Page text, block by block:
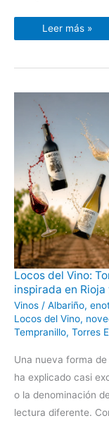
Leer más »
Locos del Vino:
inspirada en Rioja
Vinos / Albariño,
Locos del Vino,
Tempranillo, Torres
Una nueva forma
ha explicado casi
o la denominación
lectura diferente.
Locos
del
Vino:
Torres
lanza
una
nueva
colección
en
Rioja
y
Rías
Baixas